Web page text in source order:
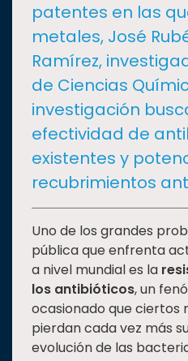
I+D+IEXPERTOS
SALUD
SUSTENTABILIDAD
TEMAS
Oferta
educativa
Estudiantes
Rectoría
Investigación
Internacionalización
patentes en las
metales, José
Ramírez,
de Ciencias
investigación
efectividad de
existentes y
recubrimientos
Uno de los grandes
pública que enfrenta
a nivel mundial es la
los antibióticos, un
ocasionado que ciertos
pierdan cada vez más
evolución de las